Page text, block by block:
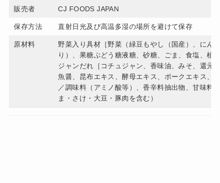
販売者 CJ FOODS JAPAN
保存方法 直射日光及び高温多湿の場所を避けて保存
原材料
野菜入り具材［野菜（緑豆もやし（国産）、にん
り）、果糖ぶどう糖液糖、砂糖、ごま、食塩、植
ジャンだれ［コチュジャン、香味油、みそ、還元
魚醤、昆布エキス、酵母エキス、ポークエキス、
／調味料（アミノ酸等）、香辛料抽出物、甘味料
ま・さけ・大豆・豚肉を含む）